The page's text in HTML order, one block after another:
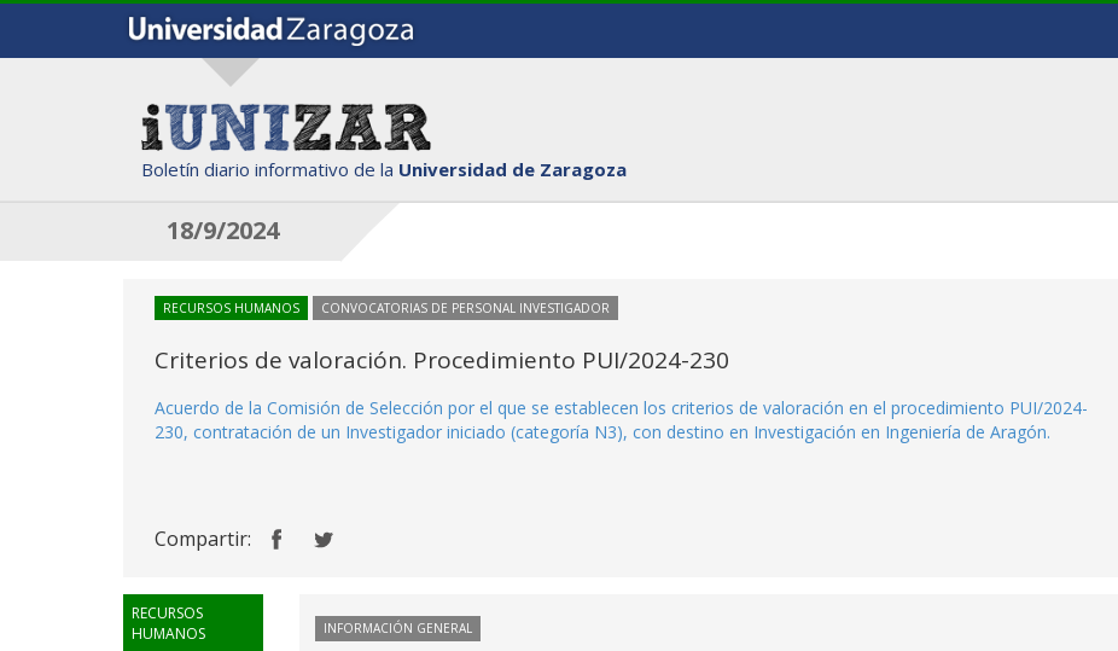
Boletín diario informativo de la Universidad de Zaragoza
18/9/2024
RECURSOS HUMANOS CONVOCATORIAS DE PERSONAL INVESTIGADOR
Criterios de valoración. Procedimiento PUI/2024-230
Acuerdo de la Comisión de Selección por el que se establecen los criterios de valoración en el procedimiento PUI/2024-
230, contratación de un Investigador iniciado (categoría N3), con destino en Investigación en Ingeniería de Aragón.
Compartir:
RECURSOS
HUMANOS
INFORMACIÓN GENERAL